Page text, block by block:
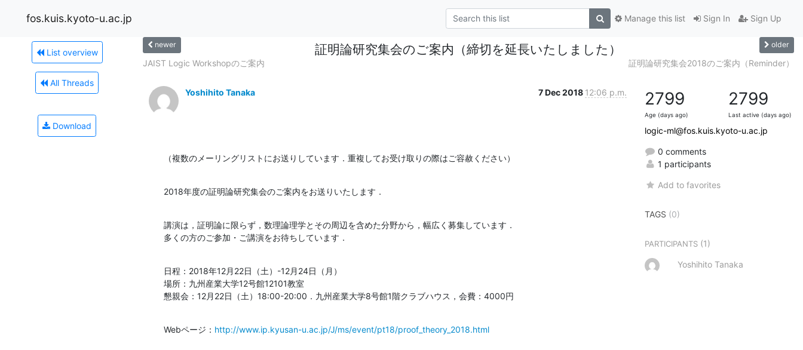
fos.kuis.kyoto-u.ac.jp Sign In Sign Up
Manage this list
List overview
All Threads
Download
newer 証明論研究集会のご案内（締切を延長いたしました） older
JAIST Logic Workshopのご案内 証明論研究集会2018のご案内（Reminder）
Yoshihito Tanaka 7 Dec 2018 12:06 p.m.
（複数のメーリングリストにお送りしています．重複してお受け取りの際はご容赦ください）
2018年度の証明論研究集会のご案内をお送りいたします．
講演は，証明論に限らず，数理論理学とその周辺を含めた分野から，幅広く募集しています．
多くの方のご参加・ご講演をお待ちしています．
日程：2018年12月22日（土）-12月24日（月）
場所：九州産業大学12号館12101教室
懇親会：12月22日（土）18:00-20:00．九州産業大学8号館1階クラブハウス，会費：4000円
Webページ： http://www.ip.kyusan-u.ac.jp/J/ms/event/pt18/proof_theory_2018.html
2799
Age (days ago)
2799
Last active (days ago)
logic-ml@fos.kuis.kyoto-u.ac.jp
0 comments
1 participants
Add to favorites
TAGS (0)
PARTICIPANTS (1)
Yoshihito Tanaka